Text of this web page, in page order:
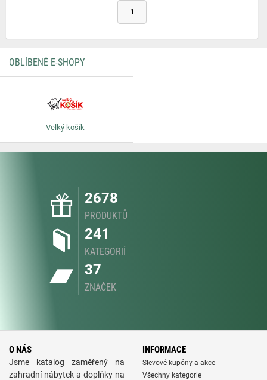
1
OBLÍBENÉ E-SHOPY
Velký košík
2678
PRODUKTŮ
241
KATEGORIÍ
37
ZNAČEK
O NÁS
Jsme katalog zaměřený na
zahradní nábytek a doplňky na
INFORMACE
Slevové kupóny a akce
Všechny kategorie